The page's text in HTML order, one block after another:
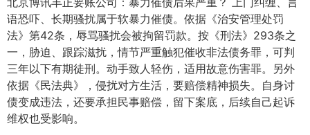
语恐吓、长期骚扰属于软暴力催债。依据《治安管理处罚
法》第42条，辱骂骚扰会被拘留罚款。按《刑法》293条之
一，胁迫、跟踪滋扰，情节严重触犯催收非法债务罪，可判
三年以下有期徒刑。动手致人轻伤，适用故意伤害罪。另外
依据《民法典》，侵扰对方生活，要赔偿精神损失。自身讨
债变成违法，还要承担民事赔偿，留下案底，后续自己起诉
维权也受影响。